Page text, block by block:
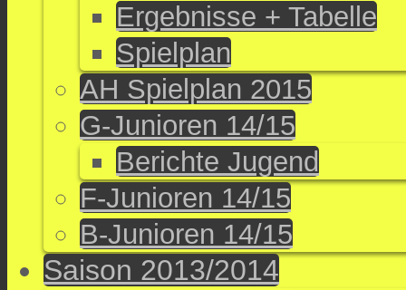
Ergebnisse + Tabelle
Spielplan
AH Spielplan 2015
G-Junioren 14/15
Berichte Jugend
F-Junioren 14/15
B-Junioren 14/15
Saison 2013/2014